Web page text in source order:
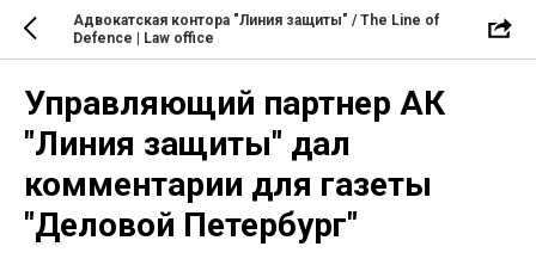
Адвокатская контора "Линия защиты" / The Line of
Defence | Law office
Управляющий партнер АК
"Линия защиты" дал
комментарии для газеты
"Деловой Петербург"